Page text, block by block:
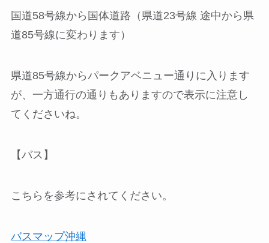
国道58号線から国体道路（県道23号線 途中から県
道85号線に変わります）
県道85号線からパークアベニュー通りに入ります
が、一方通行の通りもありますので表示に注意し
てくださいね。
【バス】
こちらを参考にされてください。
バスマップ沖縄